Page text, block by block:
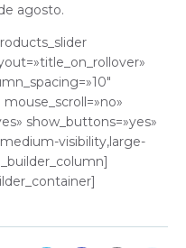
agosto.
mouse_scroll=»no»
show_buttons=»yes»
visibility,large-